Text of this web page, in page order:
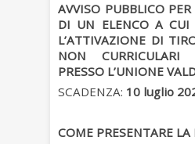
AVVISO PUBBLICO
DI UN ELENCO A CUI
L’ATTIVAZIONE DI
NON CURRICULARI
PRESSO L’UNIONE
SCADENZA: 10 luglio
COME PRESENTARE